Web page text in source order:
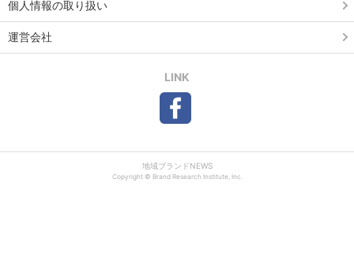
個人情報の取り扱い
運営会社
LINK
地域ブランドNEWS
Copyright © Brand Research Institute, Inc.